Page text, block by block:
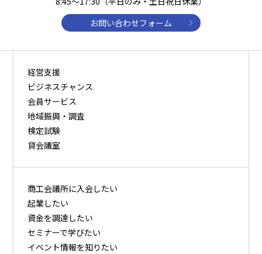
お問い合わせフォーム
経営支援
ビジネスチャンス
会員サービス
地域振興・調査
検定試験
貸会議室
商⼯会議所に⼊会したい
起業したい
資⾦を調達したい
セミナーで学びたい
イベント情報を知りたい